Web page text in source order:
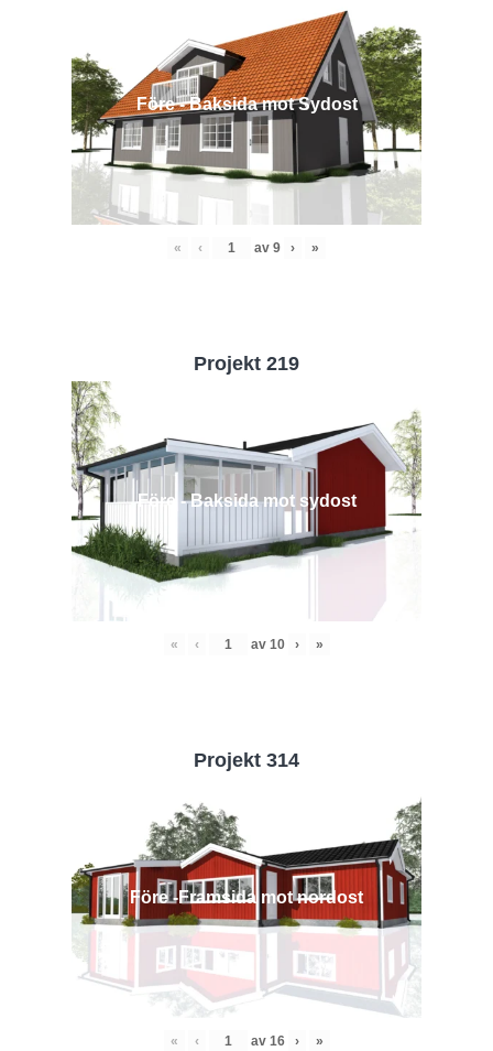
Före - Baksida mot Sydost
« ‹ av 9 › »
Projekt 219
Före - Baksida mot sydost
« ‹ av 10 › »
Projekt 314
Före -Framsida mot nordost
« ‹ av 16 › »